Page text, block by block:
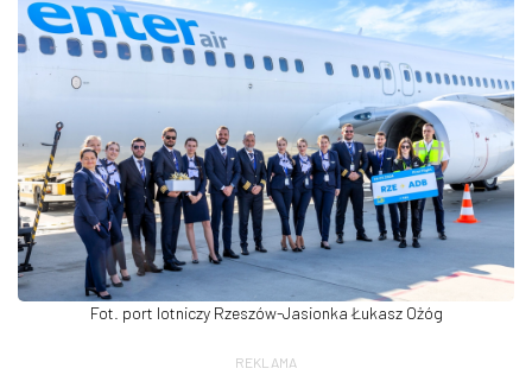
Fot. port lotniczy Rzeszów-Jasionka Łukasz Ożóg
REKLAMA